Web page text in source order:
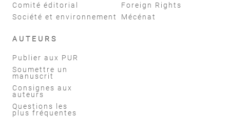
Comité éditorial
Société et environnement
Foreign Rights
Mécénat
AUTEURS
Publier aux PUR
Soumettre un
manuscrit
Consignes aux
auteurs
Questions les
plus fréquentes